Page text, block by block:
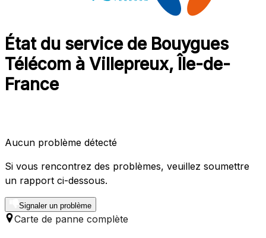
État du service de Bouygues
Télécom à Villepreux, Île-de-
France
Aucun problème détecté
Si vous rencontrez des problèmes, veuillez soumettre
un rapport ci-dessous.
Signaler un problème
Carte de panne complète